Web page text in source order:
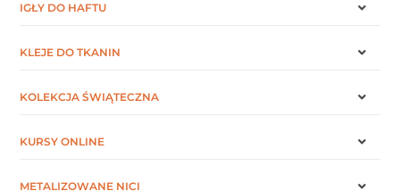
IGŁY DO HAFTU
KLEJE DO TKANIN
KOLEKCJA ŚWIĄTECZNA
KURSY ONLINE
METALIZOWANE NICI